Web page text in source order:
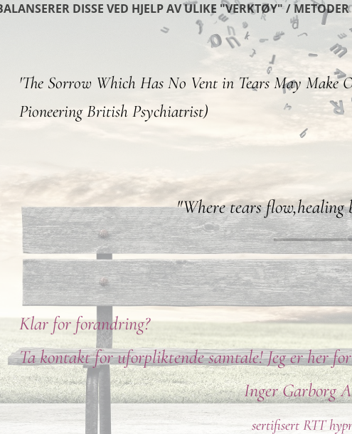
DISSE VED HJELP AV ULIKE "VERKTØY" /
'The Sorrow Which Has No Vent in Tears May Make
Pioneering British Psychiatrist)
"Where tears flow,healing
Klar for forandring?
Ta kontakt for uforpliktende samtale! Jeg er her
Inger Garborg
sertifisert RTT